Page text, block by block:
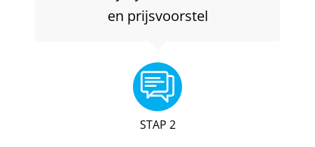
en prijsvoorstel
STAP 2